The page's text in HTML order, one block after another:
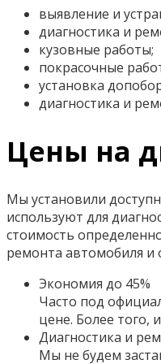
выявление и
диагностика и
кузовные работы;
покрасочные
установка
диагностика и
Цены на
Мы установили
используют для
стоимость
ремонта автомобиля и
Экономия до 45%
Часто под
цене. Более того,
Диагностика и
Мы не будем